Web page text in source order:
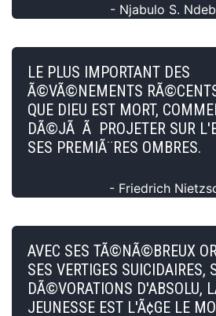
- Njabulo S.
LE PLUS IMPORTANT DES
Ã©VÃ©NEMENTS
QUE DIEU EST MORT,
DÃ©JÃ Ã PROJETER SUR
SES PREMIÃ¨RES OMBRES.
- Friedrich
AVEC SES TÃ©NÃ©BREUX
SES VERTIGES SUICIDAIRES,
DÃ©VORATIONS D'ABSOLU,
JEUNESSE EST L'Ã¢GE LE